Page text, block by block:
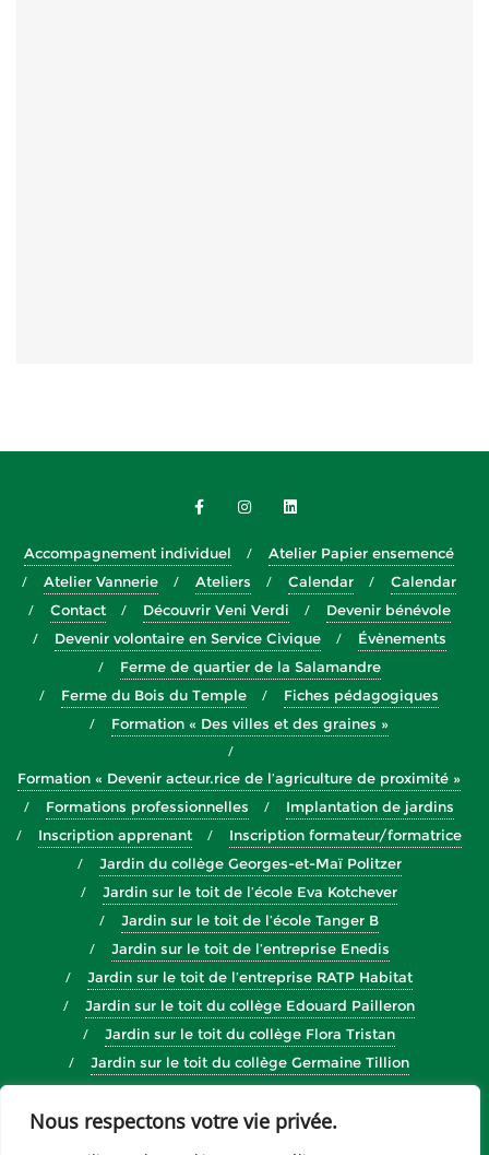
Nous respectons votre vie privée.
Accompagnement individuel
Atelier Papier ensemencé
Atelier Vannerie
Ateliers Calendar
Calendar
Contact
Découvrir Veni Verdi
Devenir bénévole
Devenir volontaire en Service Civique
Évènements
Ferme de quartier de la Salamandre
Ferme du Bois du Temple
Fiches pédagogiques
Formation « Des villes et des graines »
Formation « Devenir acteur.rice de l’agriculture de proximité »
Formations professionnelles
Implantation de jardins
Inscription apprenant
Inscription formateur/formatrice
Jardin du collège Georges-et-Maï Politzer
Jardin sur le toit de l’école Eva Kotchever
Jardin sur le toit de l’école Tanger B
Jardin sur le toit de l’entreprise Enedis
Jardin sur le toit de l’entreprise RATP Habitat
Jardin sur le toit du collège Edouard Pailleron
Jardin sur le toit du collège Flora Tristan
Jardin sur le toit du collège Germaine Tillion
Jardin sur le toit du collège Henri Matisse
Jardins d’entreprises
Journée de cohésion d’équipe